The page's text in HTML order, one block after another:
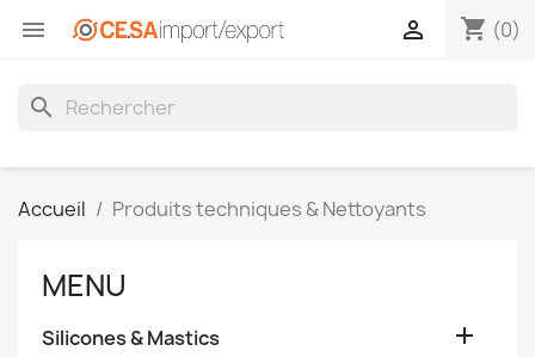
 shopping_cart (0)

search
Accueil Produits techniques & Nettoyants
MENU
Silicones & Mastics 